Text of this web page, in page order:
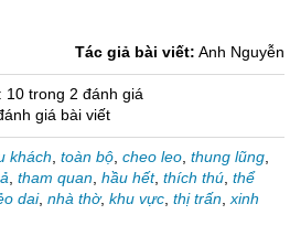
Tác giả bài viết: Anh Nguyễn
10 trong 2 đánh giá
giá bài viết
khách toàn bộ cheo leo thung lũng
tham quan hầu hết, thích thú thể
dai, nhà thờ, khu vực thị trấn xinh